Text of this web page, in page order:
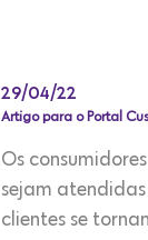
29/04/22
Artigo para o Portal
Os
sejam
clientes se